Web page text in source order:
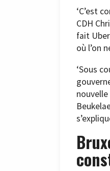
‘C’est
CDH
fait
où l’on
‘Sous